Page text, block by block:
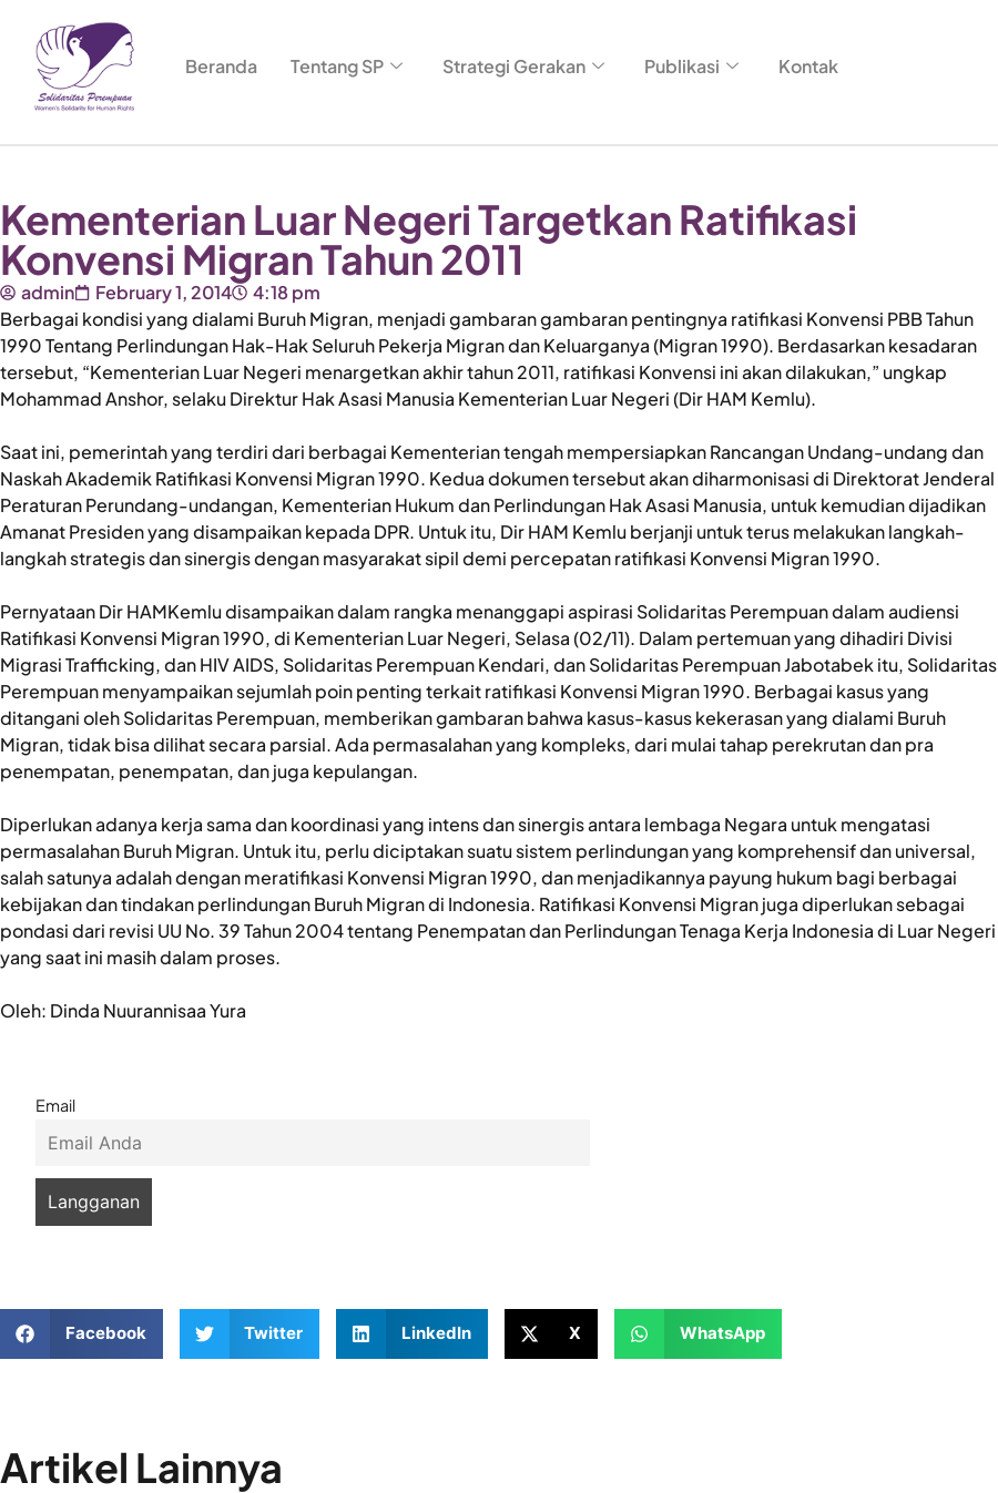
Beranda Tentang SP Strategi Gerakan Publikasi Kontak
Kementerian Luar Negeri Targetkan Ratifikasi
Konvensi Migran Tahun 2011
admin February 1, 2014
4:18 pm
Berbagai kondisi yang dialami Buruh Migran, menjadi gambaran gambaran pentingnya ratifikasi Konvensi PBB Tahun
1990 Tentang Perlindungan Hak-Hak Seluruh Pekerja Migran dan Keluarganya (Migran 1990). Berdasarkan kesadaran
tersebut, “Kementerian Luar Negeri menargetkan akhir tahun 2011, ratifikasi Konvensi ini akan dilakukan,” ungkap
Mohammad Anshor, selaku Direktur Hak Asasi Manusia Kementerian Luar Negeri (Dir HAM Kemlu).
Saat ini, pemerintah yang terdiri dari berbagai Kementerian tengah mempersiapkan Rancangan Undang-undang dan
Naskah Akademik Ratifikasi Konvensi Migran 1990. Kedua dokumen tersebut akan diharmonisasi di Direktorat Jenderal
Peraturan Perundang-undangan, Kementerian Hukum dan Perlindungan Hak Asasi Manusia, untuk kemudian dijadikan
Amanat Presiden yang disampaikan kepada DPR. Untuk itu, Dir HAM Kemlu berjanji untuk terus melakukan langkah-
langkah strategis dan sinergis dengan masyarakat sipil demi percepatan ratifikasi Konvensi Migran 1990.
Pernyataan Dir HAMKemlu disampaikan dalam rangka menanggapi aspirasi Solidaritas Perempuan dalam audiensi
Ratifikasi Konvensi Migran 1990, di Kementerian Luar Negeri, Selasa (02/11). Dalam pertemuan yang dihadiri Divisi
Migrasi Trafficking, dan HIV AIDS, Solidaritas Perempuan Kendari, dan Solidaritas Perempuan Jabotabek itu, Solidaritas
Perempuan menyampaikan sejumlah poin penting terkait ratifikasi Konvensi Migran 1990. Berbagai kasus yang
ditangani oleh Solidaritas Perempuan, memberikan gambaran bahwa kasus-kasus kekerasan yang dialami Buruh
Migran, tidak bisa dilihat secara parsial. Ada permasalahan yang kompleks, dari mulai tahap perekrutan dan pra
penempatan, penempatan, dan juga kepulangan.
Diperlukan adanya kerja sama dan koordinasi yang intens dan sinergis antara lembaga Negara untuk mengatasi
permasalahan Buruh Migran. Untuk itu, perlu diciptakan suatu sistem perlindungan yang komprehensif dan universal,
salah satunya adalah dengan meratifikasi Konvensi Migran 1990, dan menjadikannya payung hukum bagi berbagai
kebijakan dan tindakan perlindungan Buruh Migran di Indonesia. Ratifikasi Konvensi Migran juga diperlukan sebagai
pondasi dari revisi UU No. 39 Tahun 2004 tentang Penempatan dan Perlindungan Tenaga Kerja Indonesia di Luar Negeri
yang saat ini masih dalam proses.
Oleh: Dinda Nuurannisaa Yura
Email
Facebook Twitter LinkedIn X WhatsApp
Artikel Lainnya